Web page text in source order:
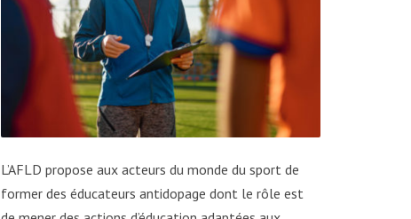
L’AFLD propose aux acteurs du monde du sport de
former des éducateurs antidopage dont le rôle est